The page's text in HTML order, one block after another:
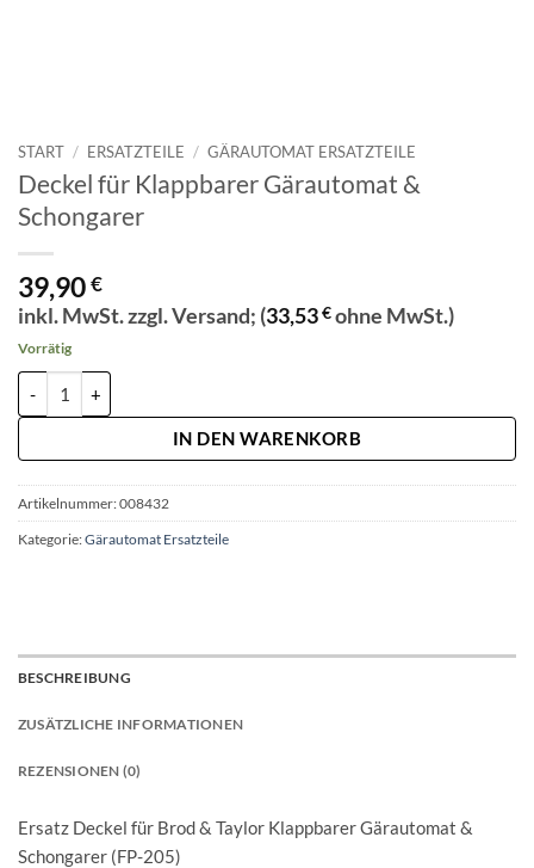
START / ERSATZTEILE / GÄRAUTOMAT ERSATZTEILE
Deckel für Klappbarer Gärautomat &
Schongarer
39,90€
inkl. MwSt. zzgl. Versand; (33,53€ohne MwSt.)
Vorrätig
IN DEN WARENKORB
Alternative:
Artikelnummer:008432
Kategorie:Gärautomat Ersatzteile
BESCHREIBUNG
ZUSÄTZLICHE INFORMATIONEN
REZENSIONEN (0)
Ersatz Deckel für Brod & Taylor Klappbarer Gärautomat &
Schongarer (FP-205)